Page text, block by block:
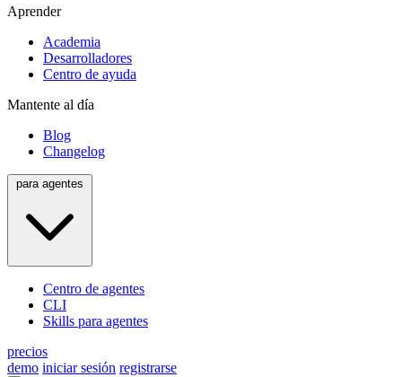
Aprender
Academia
Desarrolladores
Centro de ayuda
Mantente al día
Blog
Changelog
Centro de agentes
CLI
Skills para agentes
precios
demo iniciar sesión registrarse